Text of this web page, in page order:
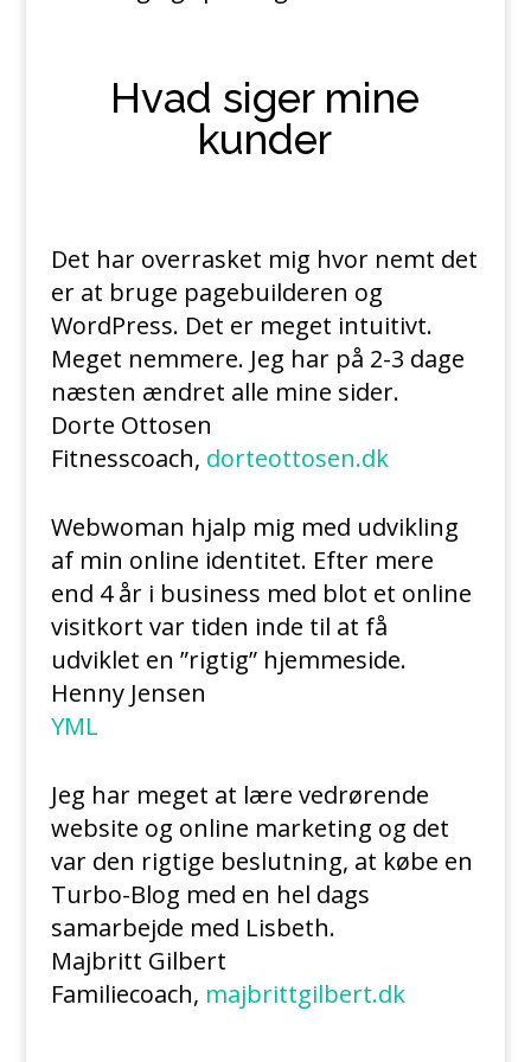
Hvad siger mine
kunder
Det har overrasket mig hvor nemt det
er at bruge pagebuilderen og
WordPress. Det er meget intuitivt.
Meget nemmere. Jeg har på 2-3 dage
næsten ændret alle mine sider.
Dorte Ottosen
Fitnesscoach, dorteottosen.dk
Webwoman hjalp mig med udvikling
af min online identitet. Efter mere
end 4 år i business med blot et online
visitkort var tiden inde til at få
udviklet en ”rigtig” hjemmeside.
Henny Jensen
YML
Jeg har meget at lære vedrørende
website og online marketing og det
var den rigtige beslutning, at købe en
Turbo-Blog med en hel dags
samarbejde med Lisbeth.
Majbritt Gilbert
Familiecoach, majbrittgilbert.dk